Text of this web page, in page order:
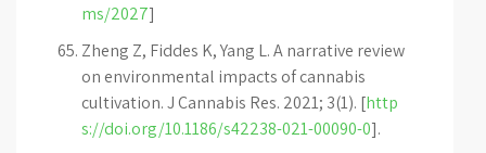
ms/2027]
Zheng Z, Fiddes K, Yang L. A narrative review
on environmental impacts of cannabis
cultivation. J Cannabis Res. 2021; 3(1). [http
s://doi.org/10.1186/s42238-021-00090-0].